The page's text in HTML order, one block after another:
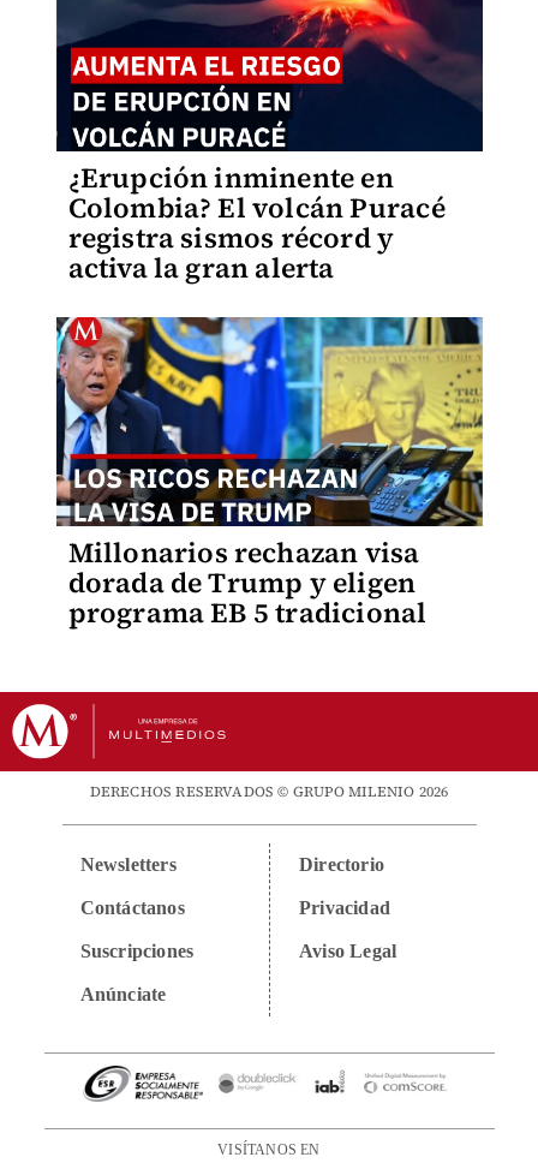
¿Erupción inminente en
Colombia? El volcán Puracé
registra sismos récord y
activa la gran alerta
Millonarios rechazan visa
dorada de Trump y eligen
programa EB 5 tradicional
DERECHOS RESERVADOS © GRUPO MILENIO 2026
Newsletters
Contáctanos
Suscripciones
Anúnciate
Directorio
Privacidad
Aviso Legal
VISÍTANOS EN